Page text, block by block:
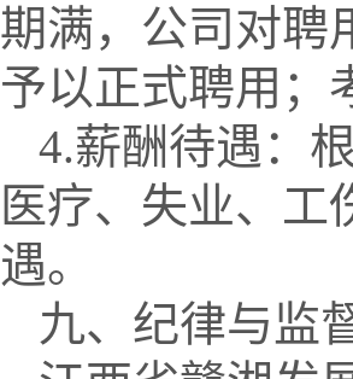
期满，公司对聘
予以正式聘用；
4.薪酬待遇：
医疗、失业、工
遇。
九、纪律与监